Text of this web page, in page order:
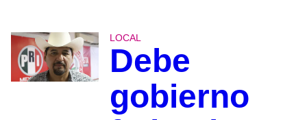
LOCAL
Debe
gobierno